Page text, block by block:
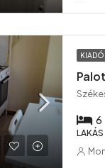
KIADÓ
6
LAKÁS